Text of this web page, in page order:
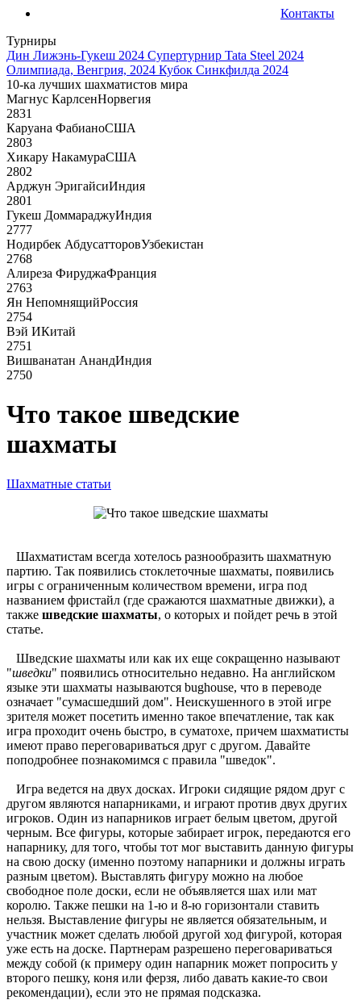
Контакты
Турниры
Дин Лижэнь-Гукеш 2024 Супертурнир Tata Steel 2024
Олимпиада, Венгрия, 2024 Кубок Синкфилда 2024
10-ка лучших шахматистов мира
Магнус КарлсенНорвегия
2831
Каруана ФабианоСША
2803
Хикару НакамураСША
2802
Арджун ЭригайсиИндия
2801
Гукеш ДоммараджуИндия
2777
Нодирбек АбдусатторовУзбекистан
2768
Алиреза ФируджаФранция
2763
Ян НепомнящийРоссия
2754
Вэй ИКитай
2751
Вишванатан АнандИндия
2750
Что такое шведские
шахматы
Шахматные статьи
Шахматистам всегда хотелось разнообразить шахматную
партию. Так появились стоклеточные шахматы, появились
игры с ограниченным количеством времени, игра под
названием фристайл (где сражаются шахматные движки), а
также шведские шахматы, о которых и пойдет речь в этой
статье.
Шведские шахматы или как их еще сокращенно называют
"шведки" появились относительно недавно. На английском
языке эти шахматы называются bughouse, что в переводе
означает "сумасшедший дом". Неискушенного в этой игре
зрителя может посетить именно такое впечатление, так как
игра проходит очень быстро, в суматохе, причем шахматисты
имеют право переговариваться друг с другом. Давайте
поподробнее познакомимся с правила "шведок".
Игра ведется на двух досках. Игроки сидящие рядом друг с
другом являются напарниками, и играют против двух других
игроков. Один из напарников играет белым цветом, другой
черным. Все фигуры, которые забирает игрок, передаются его
напарнику, для того, чтобы тот мог выставить данную фигуры
на свою доску (именно поэтому напарники и должны играть
разным цветом). Выставлять фигуру можно на любое
свободное поле доски, если не объявляется шах или мат
королю. Также пешки на 1-ю и 8-ю горизонтали ставить
нельзя. Выставление фигуры не является обязательным, и
участник может сделать любой другой ход фигурой, которая
уже есть на доске. Партнерам разрешено переговариваться
между собой (к примеру один напарник может попросить у
второго пешку, коня или ферзя, либо давать какие-то свои
рекомендации), если это не прямая подсказка.